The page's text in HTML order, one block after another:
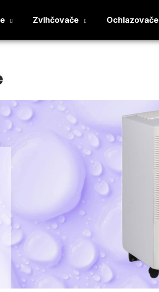
Zvlhčovače Ochlazovače
Doporučujeme
STAVEBNÍ A PRŮMYSLOVÝ
ODVLHČOVAČ DANTHERM AD 995
+ OKAMŽITÝ ⟲ CASHBACK